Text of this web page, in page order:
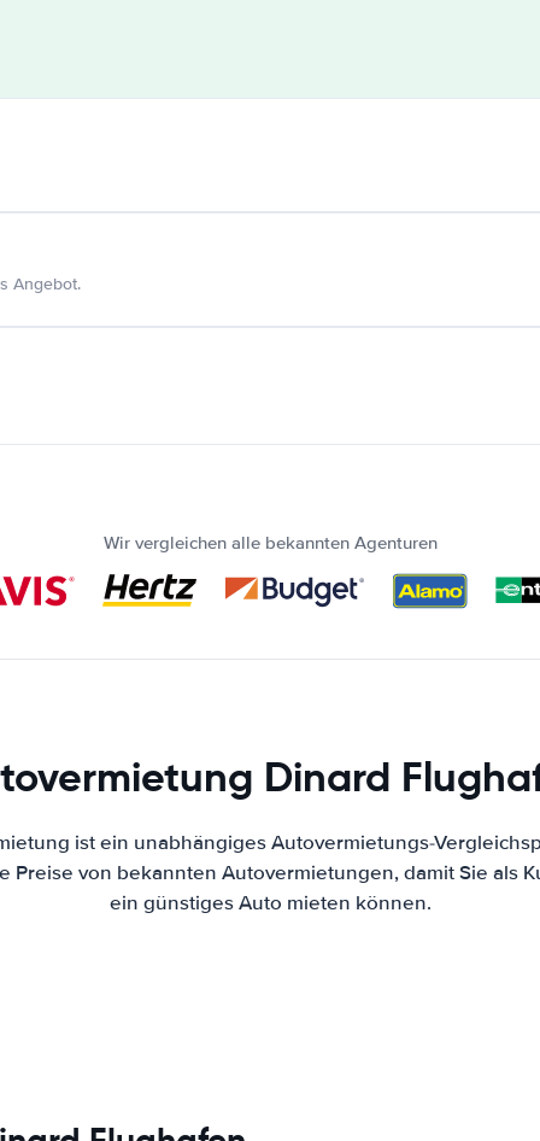
Angebot.
Wir vergleichen alle bekannten Agenturen
Dinard
ist ein unabhängiges Autovermietungs-
Preise von bekannten Autovermietungen, damit Sie als
ein günstiges Auto mieten können.